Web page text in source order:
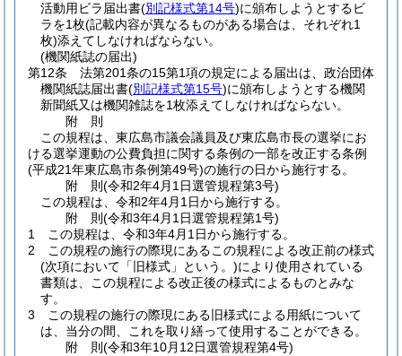
活動用ビラ届出書(別記様式第14号)に頒布しようとするビ
ラを1枚(記載内容が異なるものがある場合は、それぞれ1
枚)添えてしなければならない。
(機関紙誌の届出)
第12条
法第201条の15第1項の規定による届出は、政治団体
機関紙誌届出書(別記様式第15号)に頒布しようとする機関
新聞紙又は機関雑誌を1枚添えてしなければならない。
附 則
この規程は、東広島市議会議員及び東広島市長の選挙にお
ける選挙運動の公費負担に関する条例の一部を改正する条例
(平成21年東広島市条例第49号)の施行の日から施行する。
附 則(令和2年4月1日選管規程第3号)
この規程は、令和2年4月1日から施行する。
附 則(令和3年4月1日選管規程第1号)
1
この規程は、令和3年4月1日から施行する。
2
この規程の施行の際現にあるこの規程による改正前の様式
(次項において「旧様式」という。)により使用されている
書類は、この規程による改正後の様式によるものとみな
す。
3
この規程の施行の際現にある旧様式による用紙について
は、当分の間、これを取り繕って使用することができる。
附 則(令和3年10月12日選管規程第4号)